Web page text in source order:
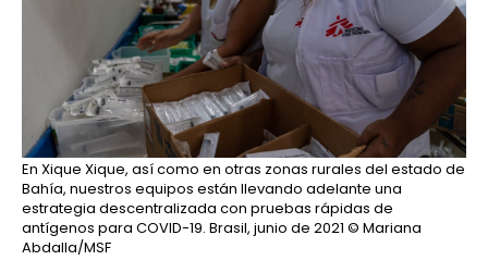
En Xique Xique, así como en otras zonas rurales del estado de
Bahía, nuestros equipos están llevando adelante una
estrategia descentralizada con pruebas rápidas de
antígenos para COVID-19. Brasil, junio de 2021 © Mariana
Abdalla/MSF